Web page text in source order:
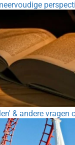
& andere vragen